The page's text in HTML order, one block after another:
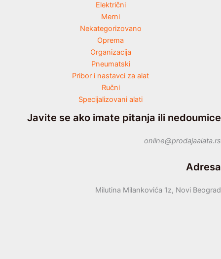
Električni
Merni
Nekategorizovano
Oprema
Organizacija
Pneumatski
Pribor i nastavci za alat
Ručni
Specijalizovani alati
Javite se ako imate pitanja ili nedoumice
online@prodajaalata.rs
Adresa
Milutina Milankovića 1z, Novi Beograd